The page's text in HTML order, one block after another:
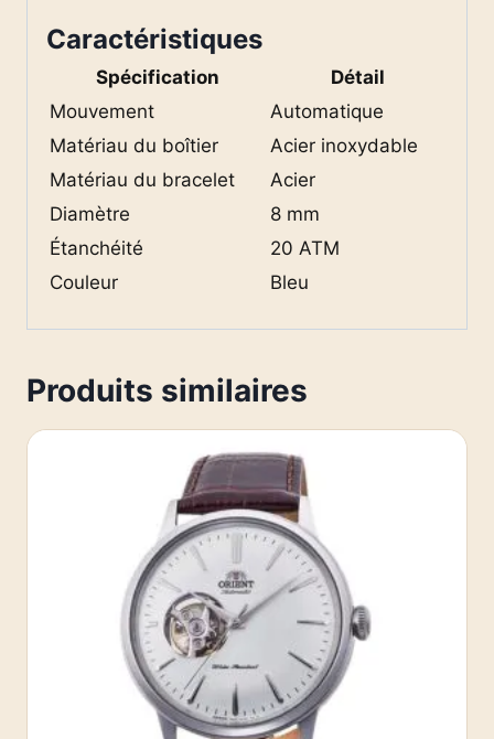
Caractéristiques
Spécification
Détail
Mouvement
Automatique
Matériau du boîtier
Acier inoxydable
Matériau du bracelet
Acier
Diamètre
8 mm
Étanchéité
20 ATM
Couleur
Bleu
Produits similaires